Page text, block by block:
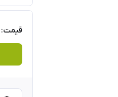
قیمت: